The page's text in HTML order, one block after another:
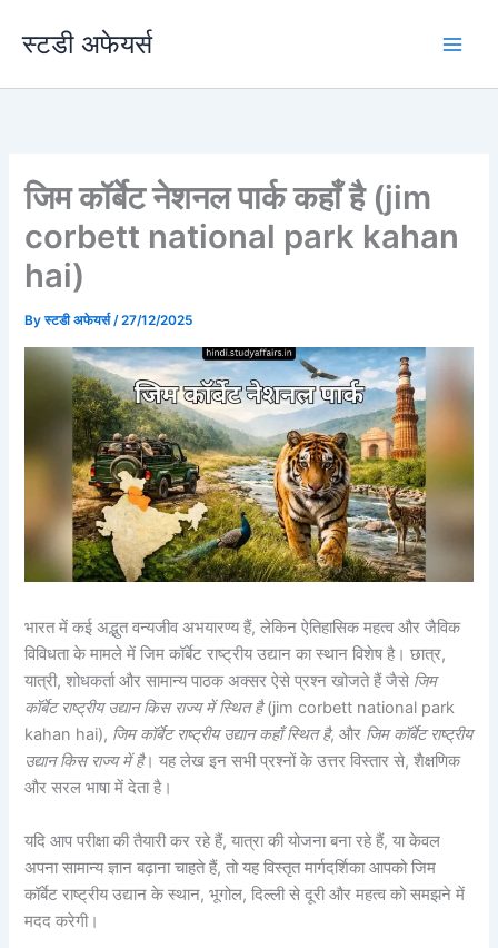
स्टडी अफेयर्स
जिम कॉर्बेट नेशनल पार्क कहाँ है (jim
corbett national park kahan
hai)
Byस्टडी अफेयर्स/27/12/2025
भारत में कई अद्भुत वन्यजीव अभयारण्य हैं, लेकिन ऐतिहासिक महत्व और जैविक
विविधता के मामले में जिम कॉर्बेट राष्ट्रीय उद्यान का स्थान विशेष है। छात्र,
यात्री, शोधकर्ता और सामान्य पाठक अक्सर ऐसे प्रश्न खोजते हैं जैसे जिम
कॉर्बेट राष्ट्रीय उद्यान किस राज्य में स्थित है(jim corbett national park
kahan hai), जिम कॉर्बेट राष्ट्रीय उद्यान कहाँ स्थित है, और जिम कॉर्बेट राष्ट्रीय
उद्यान किस राज्य में है। यह लेख इन सभी प्रश्नों के उत्तर विस्तार से, शैक्षणिक
और सरल भाषा में देता है।
यदि आप परीक्षा की तैयारी कर रहे हैं, यात्रा की योजना बना रहे हैं, या केवल
अपना सामान्य ज्ञान बढ़ाना चाहते हैं, तो यह विस्तृत मार्गदर्शिका आपको जिम
कॉर्बेट राष्ट्रीय उद्यान के स्थान, भूगोल, दिल्ली से दूरी और महत्व को समझने में
मदद करेगी।